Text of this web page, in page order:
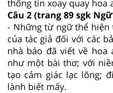
thông tin xoay quay hoa
Câu 2 (trang 89 sgk
- Những từ ngữ thể hiện
của tác giả đối với các
nhà báo đã viết về hoa
như một bài thơ; với
tạo cảm giác lạc lõng;
lành biết mấy.